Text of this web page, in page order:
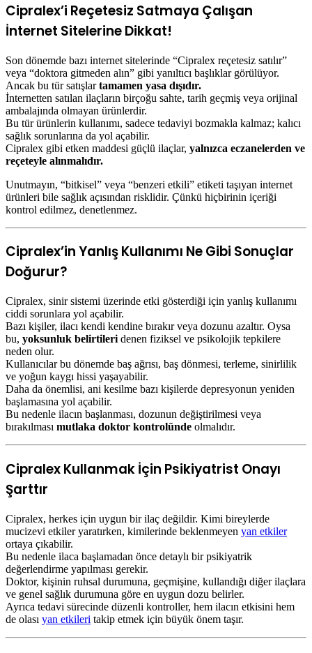
Cipralex’i Reçetesiz Satmaya Çalışan
İnternet Sitelerine Dikkat!
Son dönemde bazı internet sitelerinde “Cipralex reçetesiz satılır”
veya “doktora gitmeden alın” gibi yanıltıcı başlıklar görülüyor.
Ancak bu tür satışlartamamen yasa dışıdır.
İnternetten satılan ilaçların birçoğu sahte, tarih geçmiş veya orijinal
ambalajında olmayan ürünlerdir.
Bu tür ürünlerin kullanımı, sadece tedaviyi bozmakla kalmaz; kalıcı
sağlık sorunlarına da yol açabilir.
Cipralex gibi etken maddesi güçlü ilaçlar, yalnızca eczanelerden ve
reçeteyle alınmalıdır.
Unutmayın, “bitkisel” veya “benzeri etkili” etiketi taşıyan internet
ürünleri bile sağlık açısından risklidir. Çünkü hiçbirinin içeriği
kontrol edilmez, denetlenmez.
Cipralex’in Yanlış Kullanımı Ne Gibi Sonuçlar
Doğurur?
Cipralex, sinir sistemi üzerinde etki gösterdiği için yanlış kullanımı
ciddi sorunlara yol açabilir.
Bazı kişiler, ilacı kendi kendine bırakır veya dozunu azaltır. Oysa
bu, yoksunluk belirtileri denen fiziksel ve psikolojik tepkilere
neden olur.
Kullanıcılar bu dönemde baş ağrısı, baş dönmesi, terleme, sinirlilik
ve yoğun kaygı hissi yaşayabilir.
Daha da önemlisi, ani kesilme bazı kişilerde depresyonun yeniden
başlamasına yol açabilir.
Bu nedenle ilacın başlanması, dozunun değiştirilmesi veya
bırakılması mutlaka doktor kontrolünde olmalıdır.
Cipralex Kullanmak İçin Psikiyatrist Onayı
Şarttır
Cipralex, herkes için uygun bir ilaç değildir. Kimi bireylerde
mucizevi etkiler yaratırken, kimilerinde beklenmeyen yan etkiler
ortaya çıkabilir.
Bu nedenle ilaca başlamadan önce detaylı bir psikiyatrik
değerlendirme yapılması gerekir.
Doktor, kişinin ruhsal durumuna, geçmişine, kullandığı diğer ilaçlara
ve genel sağlık durumuna göre en uygun dozu belirler.
Ayrıca tedavi sürecinde düzenli kontroller, hem ilacın etkisini hem
de olası yan etkileri takip etmek için büyük önem taşır.